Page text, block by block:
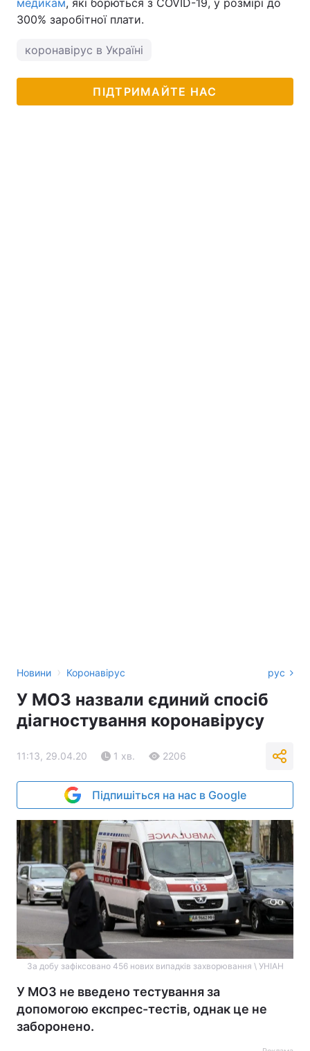
медикам, які борються з COVID-19, у розмірі до
300% заробітної плати.
коронавірус в Україні
ПІДТРИМАЙТЕ НАС
Новини › Коронавірус рус
У МОЗ назвали єдиний спосіб
діагностування коронавірусу
11:13, 29.04.20 1 хв. 2206
Підпишіться на нас в Google
За добу зафіксовано 456 нових випадків захворювання \ УНІАН
У МОЗ не введено тестування за
допомогою експрес-тестів, однак це не
заборонено.